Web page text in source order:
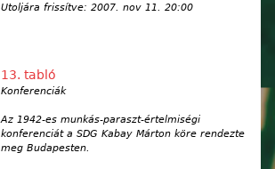
Utoljára frissítve: 2007. nov 11. 20:00
13. tabló
Konferenciák
Az 1942-es munkás-paraszt-értelmiségi
konferenciát a SDG Kabay Márton köre rendezte
meg Budapesten.